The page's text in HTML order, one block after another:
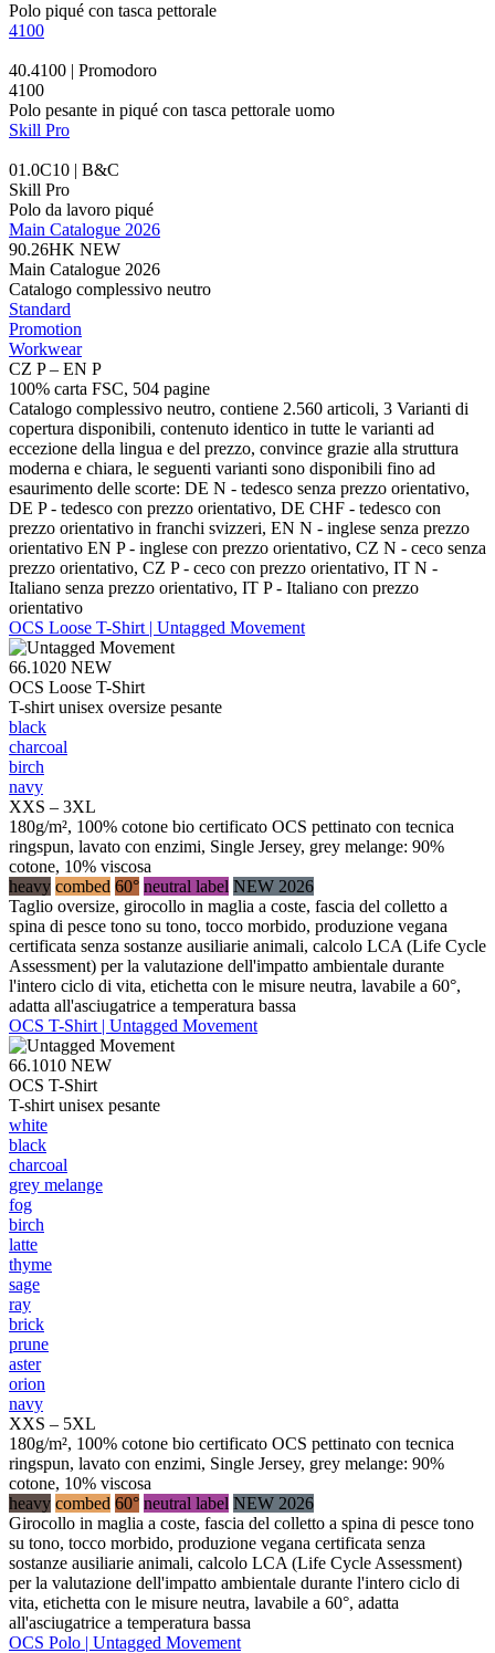
Polo piqué con tasca pettorale
4100
40.4100 | Promodoro
4100
Polo pesante in piqué con tasca pettorale uomo
Skill Pro
01.0C10 | B&C
Skill Pro
Polo da lavoro piqué
Main Catalogue 2026
90.26HK NEW
Main Catalogue 2026
Catalogo complessivo neutro
Standard
Promotion
Workwear
CZ P – EN P
100% carta FSC, 504 pagine
Catalogo complessivo neutro, contiene 2.560 articoli, 3 Varianti di
copertura disponibili, contenuto identico in tutte le varianti ad
eccezione della lingua e del prezzo, convince grazie alla struttura
moderna e chiara, le seguenti varianti sono disponibili fino ad
esaurimento delle scorte: DE N - tedesco senza prezzo orientativo,
DE P - tedesco con prezzo orientativo, DE CHF - tedesco con
prezzo orientativo in franchi svizzeri, EN N - inglese senza prezzo
orientativo EN P - inglese con prezzo orientativo, CZ N - ceco senza
prezzo orientativo, CZ P - ceco con prezzo orientativo, IT N -
Italiano senza prezzo orientativo, IT P - Italiano con prezzo
orientativo
OCS Loose T-Shirt | Untagged Movement
66.1020 NEW
OCS Loose T-Shirt
T-shirt unisex oversize pesante
black
charcoal
birch
navy
XXS – 3XL
180g/m², 100% cotone bio certificato OCS pettinato con tecnica
ringspun, lavato con enzimi, Single Jersey, grey melange: 90%
cotone, 10% viscosa
heavy combed 60° neutral label NEW 2026
Taglio oversize, girocollo in maglia a coste, fascia del colletto a
spina di pesce tono su tono, tocco morbido, produzione vegana
certificata senza sostanze ausiliarie animali, calcolo LCA (Life Cycle
Assessment) per la valutazione dell'impatto ambientale durante
l'intero ciclo di vita, etichetta con le misure neutra, lavabile a 60°,
adatta all'asciugatrice a temperatura bassa
OCS T-Shirt | Untagged Movement
66.1010 NEW
OCS T-Shirt
T-shirt unisex pesante
white
black
charcoal
grey melange
fog
birch
latte
thyme
sage
ray
brick
prune
aster
orion
navy
XXS – 5XL
180g/m², 100% cotone bio certificato OCS pettinato con tecnica
ringspun, lavato con enzimi, Single Jersey, grey melange: 90%
cotone, 10% viscosa
heavy combed 60° neutral label NEW 2026
Girocollo in maglia a coste, fascia del colletto a spina di pesce tono
su tono, tocco morbido, produzione vegana certificata senza
sostanze ausiliarie animali, calcolo LCA (Life Cycle Assessment)
per la valutazione dell'impatto ambientale durante l'intero ciclo di
vita, etichetta con le misure neutra, lavabile a 60°, adatta
all'asciugatrice a temperatura bassa
OCS Polo | Untagged Movement